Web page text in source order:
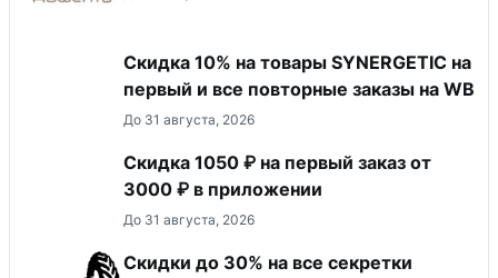
Скидка 10% на товары SYNERGETIC на
первый и все повторные заказы на WB
До 31 августа, 2026
Скидка 1050 ₽ на первый заказ от
3000 ₽ в приложении
До 31 августа, 2026
Скидки до 30% на все секретки